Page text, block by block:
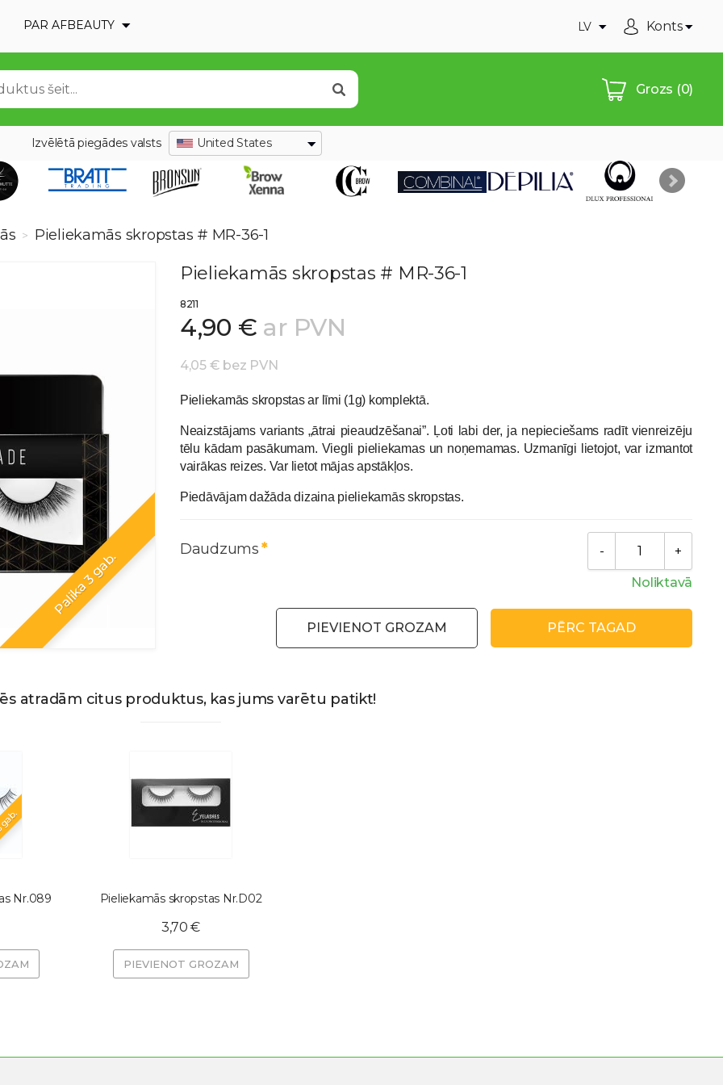
PAR AFBEAUTY LV Konts
Grozs (0)
Izvēlētā piegādes valsts United States
> Pieliekamās skropstas # MR-36-1
Palika 3 gab.
Pieliekamās skropstas # MR-36-1
8211
4,90 € ar PVN
4,05 € bez PVN
Pieliekamās skropstas ar līmi (1g) komplektā.
Neaizstājams variants „ātrai pieaudzēšanai”. Ļoti labi der, ja nepieciešams radīt vienreizēju
tēlu kādam pasākumam. Viegli pieliekamas un noņemamas. Uzmanīgi lietojot, var izmantot
vairākas reizes. Var lietot mājas apstākļos.
Piedāvājam dažāda dizaina pieliekamās skropstas.
Daudzums
Noliktavā
PIEVIENOT GROZAM PĒRC TAGAD
atradām citus produktus, kas jums varētu patikt!
Nr.089 Pieliekamās skropstas Nr.D02
3,70 €
PIEVIENOT GROZAM